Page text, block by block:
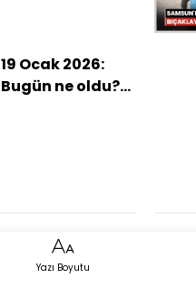
19 Ocak 2026:
Bugün ne oldu?
Yazı Boyutu